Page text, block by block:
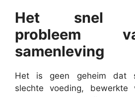
Het snel
probleem
samenleving
Het is geen geheim dat
slechte voeding, bewerkte